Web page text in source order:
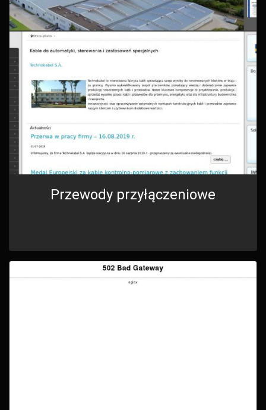
Przewody przyłączeniowe